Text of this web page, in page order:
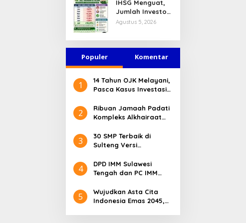
Jasa Keuangan
Tetap Terjaga
IHSG Menguat,
Jumlah Investor
Pasar Modal
Agustus 5, 2026
Populer Komentar
1
14 Tahun OJK Melayani,
Pasca Kasus Investasi
Sulteng Menilai Peran
OJK Sangat Penting
2
Ribuan Jamaah Padati
Kompleks Alkhairaat
Nasional dan Daerah
Hadir
3
30 SMP Terbaik di
Sulteng Versi
4
DPD IMM Sulawesi
Tengah dan PC IMM
Mantan Kapolresta
Palu
5
Wujudkan Asta Cita
Indonesia Emas 2045,